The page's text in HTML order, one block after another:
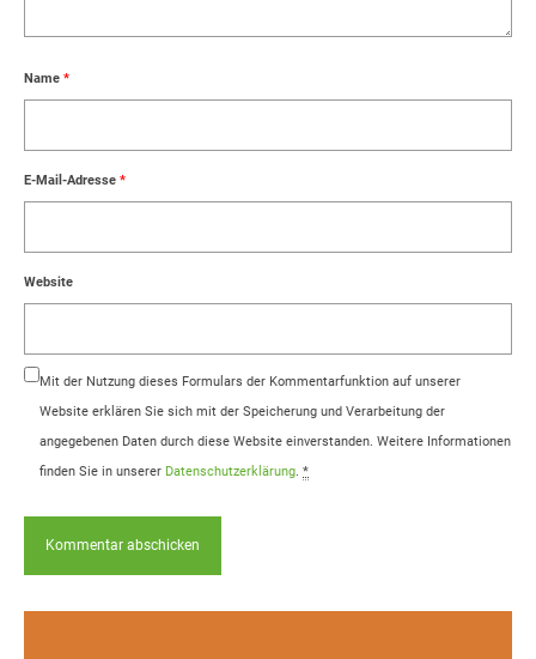
Name *
E-Mail-Adresse *
Website
Mit der Nutzung dieses Formulars der Kommentarfunktion auf unserer
Website erklären Sie sich mit der Speicherung und Verarbeitung der
angegebenen Daten durch diese Website einverstanden. Weitere Informationen
finden Sie in unserer Datenschutzerklärung. *